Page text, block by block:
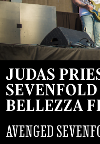
JUDAS
BELLEZZA
AVENGED